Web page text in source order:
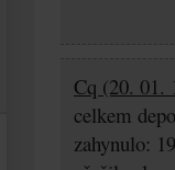
Cq (20. 01.
celkem
zahynulo: